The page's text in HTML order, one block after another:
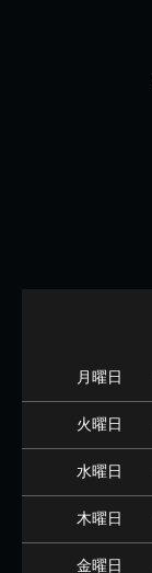
月曜日
火曜日
水曜日
木曜日
金曜日